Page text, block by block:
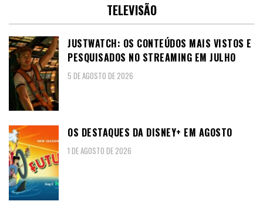
TELEVISÃO
JUSTWATCH: OS CONTEÚDOS MAIS VISTOS E
PESQUISADOS NO STREAMING EM JULHO
5 DE AGOSTO DE 2026
OS DESTAQUES DA DISNEY+ EM AGOSTO
1 DE AGOSTO DE 2026